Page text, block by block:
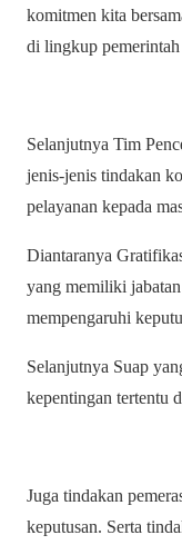
komitmen kita
di lingkup
Selanjutnya Tim
jenis-jenis tindakan
pelayanan kepada
Diantaranya
yang memiliki
mempengaruhi
Selanjutnya Suap
kepentingan tertentu
Juga tindakan
keputusan. Serta